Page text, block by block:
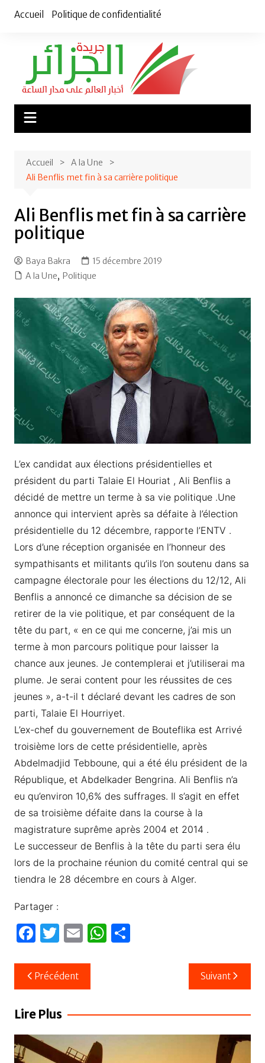
Accueil Politique de confidentialité
Accueil
A la Une
Ali Benflis met fin à sa carrière politique
Ali Benflis met fin à sa carrière
politique
Baya Bakra
15 décembre 2019
A la Une, Politique
L’ex candidat aux élections présidentielles et
président du parti Talaie El Houriat , Ali Benflis a
décidé de mettre un terme à sa vie politique .Une
annonce qui intervient après sa défaite à l’élection
présidentielle du 12 décembre, rapporte l’ENTV .
Lors d’une réception organisée en l’honneur des
sympathisants et militants qu’ils l’on soutenu dans sa
campagne électorale pour les élections du 12/12, Ali
Benflis a annoncé ce dimanche sa décision de se
retirer de la vie politique, et par conséquent de la
tête du part, « en ce qui me concerne, j’ai mis un
terme à mon parcours politique pour laisser la
chance aux jeunes. Je contemplerai et j’utiliserai ma
plume. Je serai content pour les réussites de ces
jeunes », a-t-il t déclaré devant les cadres de son
parti, Talaie El Hourriyet.
L’ex-chef du gouvernement de Bouteflika est Arrivé
troisième lors de cette présidentielle, après
Abdelmadjid Tebboune, qui a été élu président de la
République, et Abdelkader Bengrina. Ali Benflis n’a
eu qu’environ 10,6% des suffrages. Il s’agit en effet
de sa troisième défaite dans la course à la
magistrature suprême après 2004 et 2014 .
Le successeur de Benflis à la tête du parti sera élu
lors de la prochaine réunion du comité central qui se
tiendra le 28 décembre en cours à Alger.
Partager :
F
c
e
b
o
T
itt
er
E
ail
W
A
p
P
er
Navigation
de
l’article
Précédent Suivant
Lire Plus